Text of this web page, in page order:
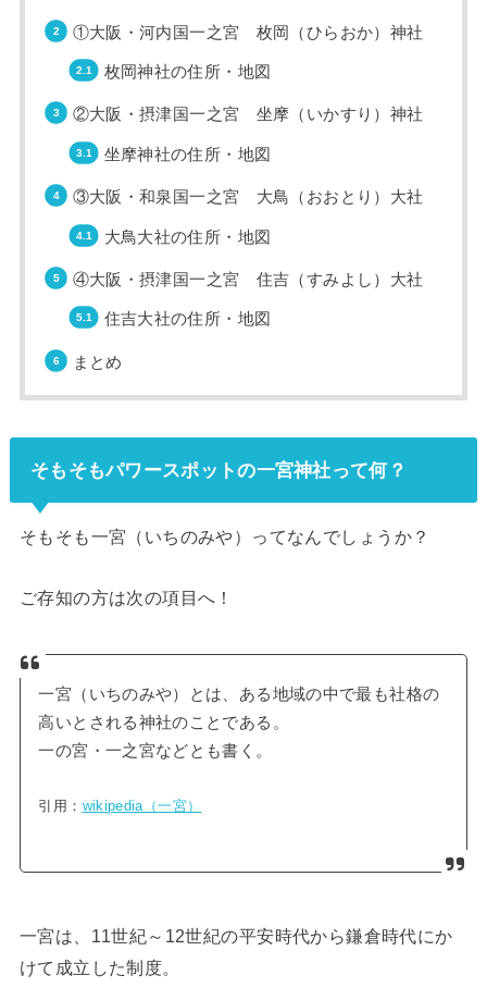
①大阪・河内国一之宮 枚岡（ひらおか）神社
枚岡神社の住所・地図
②大阪・摂津国一之宮 坐摩（いかすり）神社
坐摩神社の住所・地図
③大阪・和泉国一之宮 大鳥（おおとり）大社
大鳥大社の住所・地図
④大阪・摂津国一之宮 住吉（すみよし）大社
住吉大社の住所・地図
まとめ
そもそもパワースポットの一宮神社って何？
そもそも一宮（いちのみや）ってなんでしょうか？
ご存知の方は次の項目へ！
一宮（いちのみや）とは、ある地域の中で最も社格の
高いとされる神社のことである。
一の宮・一之宮などとも書く。
引用： wikipedia（一宮）
一宮は、 11世紀～ 12世紀の平安時代から鎌倉時代にか
けて成立した制度。